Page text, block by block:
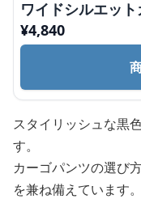
ワイドシルエッ
¥4,840
スタイリッシュな黒
す。
カーゴパンツの選び
を兼ね備えています。